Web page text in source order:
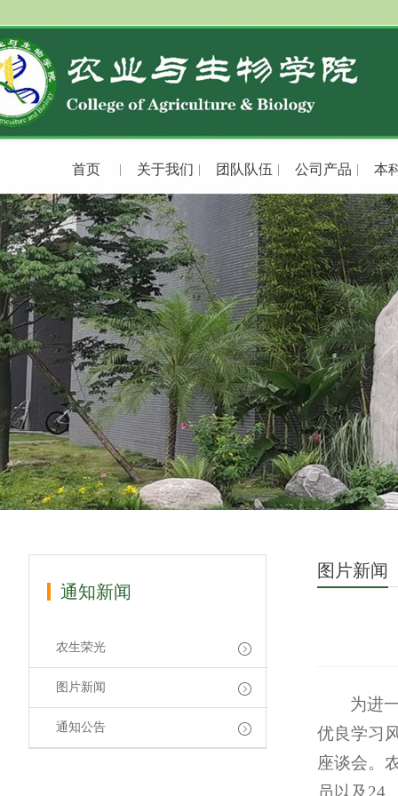
首页 关于我们 团队队伍 公司产品 本
通知新闻
农生荣光
图片新闻
通知公告
图片新闻
为进
优良学习
座谈会。
员以及24